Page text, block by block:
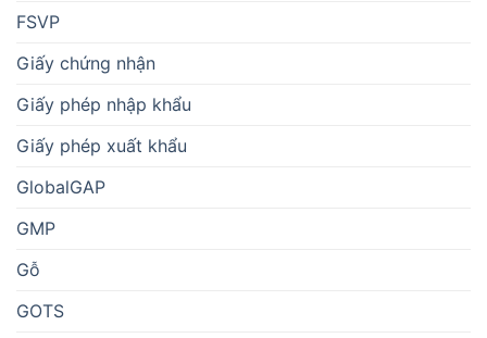
FSVP
Giấy chứng nhận
Giấy phép nhập khẩu
Giấy phép xuất khẩu
GlobalGAP
GMP
Gỗ
GOTS